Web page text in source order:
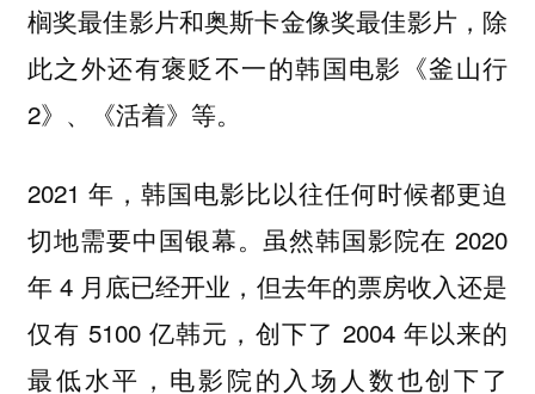
榈奖最佳影片和奥斯卡金像奖最佳影片，除
此之外还有褒贬不一的韩国电影《釜山行
2》、《活着》等。
2021 年，韩国电影比以往任何时候都更迫
切地需要中国银幕。虽然韩国影院在 2020
年 4 月底已经开业，但去年的票房收入还是
仅有 5100 亿韩元，创下了 2004 年以来的
最低水平，电影院的入场人数也创下了